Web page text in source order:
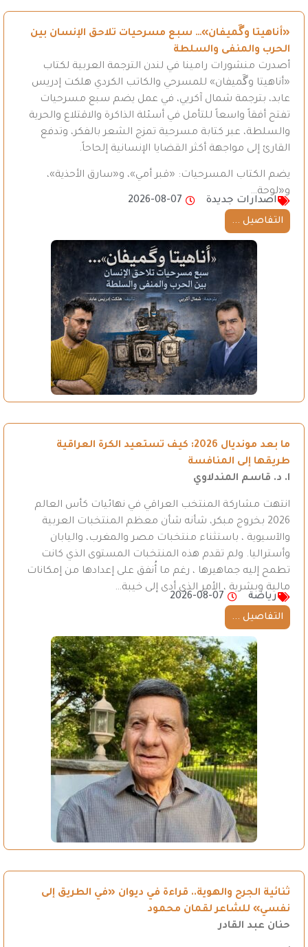
«أناهيتا وگَميفان»… سبع مسرحيات تلاحق الإنسان بين
الحرب والمنفى والسلطة
أصدرت منشورات رامينا في لندن الترجمة العربية لكتاب
«أناهيتا وگَميفان» للمسرحي والكاتب الكردي هلكت إدريس
عابد، بترجمة شمال آكريي، في عمل يضم سبع مسرحيات
تفتح أفقاً واسعاً للتأمل في أسئلة الذاكرة والاقتلاع والحرية
والسلطة، عبر كتابة مسرحية تمزج الشعر بالفكر، وتدفع
القارئ إلى مواجهة أكثر القضايا الإنسانية إلحاحاً.
يضم الكتاب المسرحيات: «قبر أمي»، و«سارق الأحذية»،
و«لوحة…
اصدارات جديدة
2026-08-07
التفاصيل ...
ما بعد مونديال 2026: كيف تستعيد الكرة العراقية
طريقها إلى المنافسة
ا. د. قاسم المندلاوي
انتهت مشاركة المنتخب العراقي في نهائيات كأس العالم
2026 بخروج مبكر، شأنه شأن معظم المنتخبات العربية
والآسيوية ، باستثناء منتخبات مصر والمغرب، واليابان
وأستراليا. ولم تقدم هذه المنتخبات المستوى الذي كانت
تطمح إليه جماهيرها ، رغم ما أُنفق على إعدادها من إمكانات
مالية وبشرية ، الأمر الذي أدى إلى خيبة…
رياضة
2026-08-07
التفاصيل ...
ثنائية الجرح والهوية.. قراءة في ديوان «في الطريق إلى
نفسي» للشاعر لقمان محمود
حنان عبد القادر